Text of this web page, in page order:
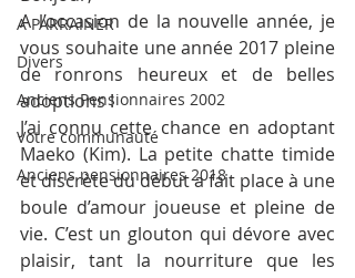
A PARRAINER
Divers
Anciens Pensionnaires 2002
Votre communauté
Anciens pensionnaires 2018
A l’occasion de la nouvelle année, je
vous souhaite une année 2017 pleine
de ronrons heureux et de belles
adoptions !
J’ai connu cette chance en adoptant
Maeko (Kim). La petite chatte timide
et discrète du début a fait place à une
boule d’amour joueuse et pleine de
vie. C’est un glouton qui dévore avec
plaisir, tant la nourriture que les